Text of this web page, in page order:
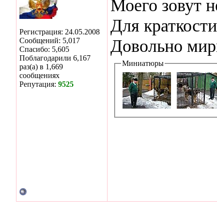
Регистрация: 24.05.2008
Сообщений: 5,017
Спасибо: 5,605
Поблагодарили 6,167
раз(а) в 1,669
сообщениях
Репутация: 9525
Моего зовут
Для
Довольно
Миниатюры